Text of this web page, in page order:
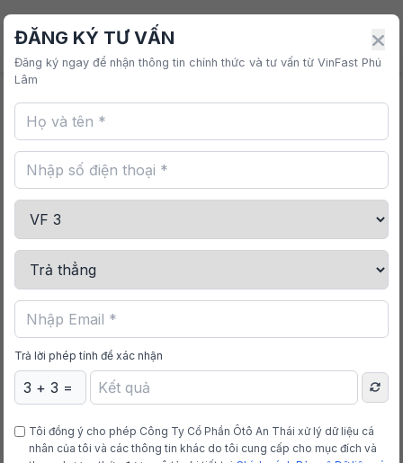
VINFAST PHÚ LÂM
DANH MỤC SẢN PHẨM
Phụ kiện ô tô điện
Phụ kiện VF 5
Phụ kiện VF 6
Phụ kiện VF 7
Phụ kiện VF 8
THÊM PHONG CÁCH
TĂNG TRẢI NGHIỆM
ĐĂNG KÝ TƯ VẤN
Đăng ký ngay để nhận thông tin chính thức và tư vấn từ VinFast Phú
Lâm
Trả lời phép tính để xác nhận
Tôi đồng ý cho phép Công Ty Cổ Phần Ôtô An Thái xử lý dữ liệu cá
nhân của tôi và các thông tin khác do tôi cung cấp cho mục đích và